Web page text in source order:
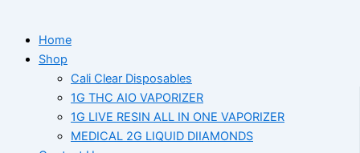
Home
Shop
Cali Clear Disposables
1G THC AIO VAPORIZER
1G LIVE RESIN ALL IN ONE VAPORIZER
MEDICAL 2G LIQUID DIIAMONDS